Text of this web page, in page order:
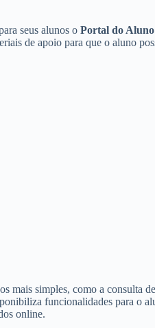
seus alunos o Portal do
de apoio para que o aluno
simples, como a consulta
funcionalidades para o
online.